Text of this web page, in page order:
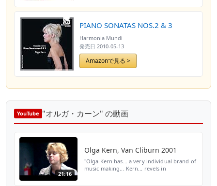
PIANO SONATAS NOS.2 & 3
Harmonia Mundi
発売日 2010-05-13
Amazonで見る >
YouTube "オルガ・カーン" の動画
21:16
Olga Kern, Van Cliburn 2001
"Olga Kern has... a very individual brand of
music making... Kern... revels in